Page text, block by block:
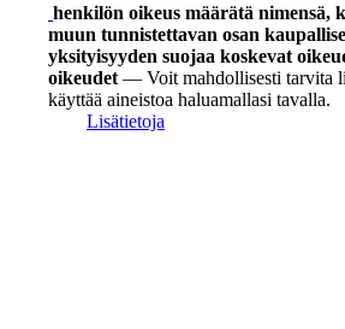
henkilön oikeus määrätä nimensä,
muun tunnistettavan osan
yksityisyyden suojaa koskevat
oikeudet — Voit mahdollisesti tarvita
käyttää aineistoa haluamallasi tavalla.
Lisätietoja